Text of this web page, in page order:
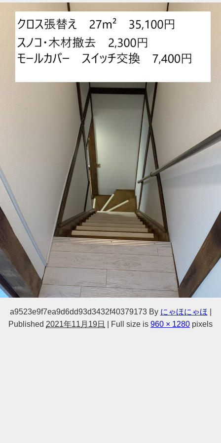
a9523e9f7ea9d6dd93d3432f40379173 By にゃほにゃほ
Published 2021年11月19日 Full size is 960 × 1280 pixels